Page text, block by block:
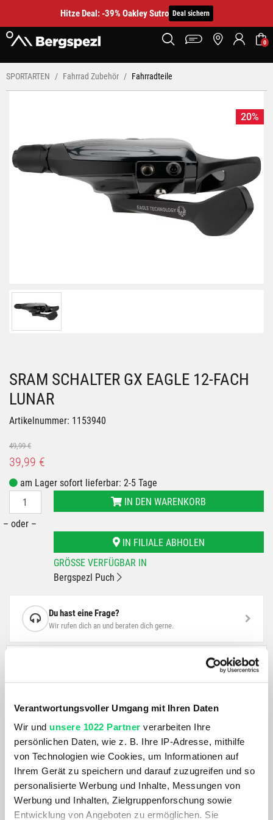
Verantwortungsvoller Umgang mit Ihren Daten
Wir und unsere 1022 Partner verarbeiten Ihre
persönlichen Daten, wie z. B. Ihre IP-Adresse, mithilfe
von Technologien wie Cookies, um Informationen auf
Ihrem Gerät zu speichern und darauf zuzugreifen und so
personalisierte Werbung und Inhalte, Messungen von
Werbung und Inhalten, Zielgruppenforschung sowie
Entwicklung von Angeboten zu ermöglichen. Sie
Hitze Deal: -39% Oakley Sutro Deal sichern
0
SPORTARTEN Fahrrad Zubehör Fahrradteile
20%
SRAM SCHALTER GX EAGLE 12-FACH
LUNAR
Artikelnummer: 1153940
49,99 €
39,99 €
am Lager sofort lieferbar: 2-5 Tage
IN DEN WARENKORB
– oder –
IN FILIALE ABHOLEN
GRÖSSE VERFÜGBAR IN
Bergspezl Puch
Du hast eine Frage?
Wir rufen dich an und beraten dich gerne.
Unter allen Antriebskomponenten am Mountainbike steht
Dank der intuitiven Daumenbedienung gibt der GX-Eagle-
Schalter dem Fahrer genau den perfekten Druckpunkt, der
knackige und präzise Gangwechsel ermöglicht. Mehr noch,
seine schon legendäre Zuverlässigkeit gibt dir Sicherheit
bei jedem Abenteuer, den ganze Tag. Der Aluminium-